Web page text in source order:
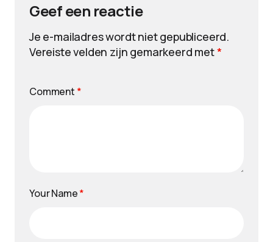
Geef een reactie
Je e-mailadres wordt niet gepubliceerd.
Vereiste velden zijn gemarkeerd met*
Comment *
Your Name*